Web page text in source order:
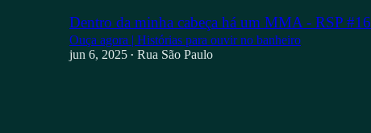
Dentro da minha cabeça há um MMA - RSP #16
Ouça agora | Histórias para ouvir no banheiro
jun 6, 2025 • Rua São Paulo